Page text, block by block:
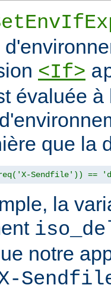
<If>
évaluée
que la
Sendfile')) ==
la
notre